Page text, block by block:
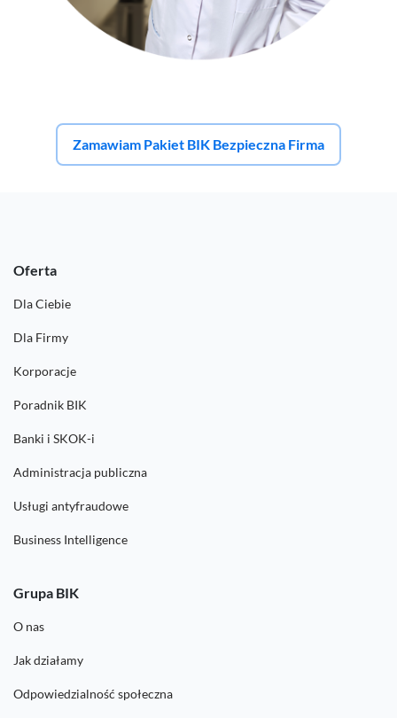
Zamawiam Pakiet BIK Bezpieczna Firma
Oferta
Dla Ciebie
Dla Firmy
Korporacje
Poradnik BIK
Banki i SKOK-i
Administracja publiczna
Usługi antyfraudowe
Business Intelligence
Grupa BIK
O nas
Jak działamy
Odpowiedzialność społeczna